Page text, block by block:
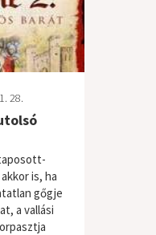
28.
is, ha
gőgje
a vallási